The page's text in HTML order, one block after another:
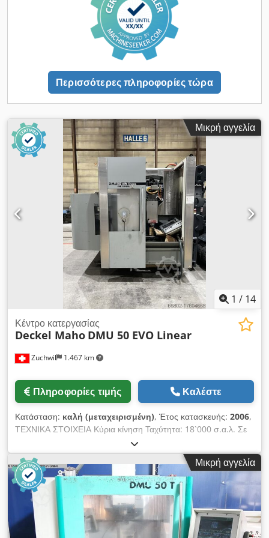
ελεύθερους χώρους 130 mm Διάμετρος εργαλείου όταν είναι
πλήρως φορτωμένο 80 mm Μήκος εργαλείου - μέγ. 300 χιλ.
Μέγιστο βάρος εργαλείου. 6 κιλά εσωτερική παροχή ψυκτικού
40 bar Συνολική απαιτούμενη ισχύς 52 kVA Βάρος μηχανής
περίπου. 6 τόνοι = Κέντρο κατεργασίας 5 αξόνων με
περιστρεφόμενο τραπέζι NC 2 αξόνων Αξεσουάρ: ηλεκτρονικά.
Χειροτροχός, μεταφορέας τσιπ, σύστημα ψυκτικού, Σύστημα
Περισσότερες πληροφορίες τώρα
Μικρή αγγελία
1 / 14
Zuchwil 1.467 km
Κέντρο κατεργασίας
Deckel Maho DMU 50 EVO Linear
Πληροφορίες τιμής Καλέστε
Κατάσταση: καλή (μεταχειρισμένη), Έτος κατασκευής: 2006,
ΤΕΧΝΙΚΑ ΣΤΟΙΧΕΙΑ Κύρια κίνηση Ταχύτητα: 18`000 σ.α.λ. Σε
λειτουργία ρύθμισης: 20 - 800 στροφές ανά λεπτό Ατράκτος
εργασίας: HSK-A63 Σύσφιξη εργαλείου: Υδραυλική Κίνηση
τροφοδοσίας Γραμμικός κινητήρας: άξονας Χ Σερβοκινητήρες
εναλλασσόμενου ρεύματος: C, B, Y, Z Ταχύτητα τροφοδοσίας
X, Y, Z: έως 20 000 mm/min Ταχεία μετακίνηση Y, Z: 50 m/min
X: 80 m/min Β: 40 στροφές ανά λεπτό C: 50 στροφές/λεπτό
Σύστημα μέτρησης θέσης Ανάλυση: C, B, X, Y, Z: 0,001 mm
Ανοχή θέσης: C, B, X, Y, Z: 0,010 mm Εύρος εργασίας Άξονας
Μικρή αγγελία